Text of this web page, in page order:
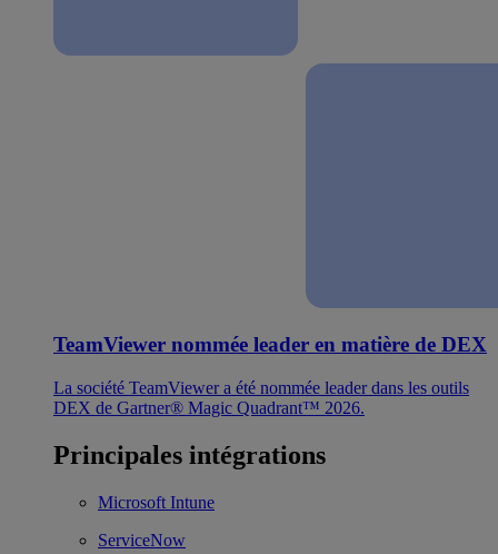
TeamViewer nommée leader en matière de DEX
La société TeamViewer a été nommée leader dans les outils
DEX de Gartner® Magic Quadrant™ 2026.
Principales intégrations
Microsoft Intune
ServiceNow